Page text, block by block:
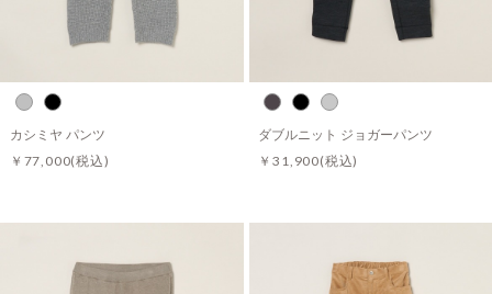
カシミヤ パンツ
￥77,000(税込)
ダブルニット ジョガーパンツ
￥31,900(税込)